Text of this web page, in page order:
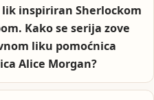
inspiriran Sherlockom
Kako se serija zove
liku pomoćnica
Alice Morgan?